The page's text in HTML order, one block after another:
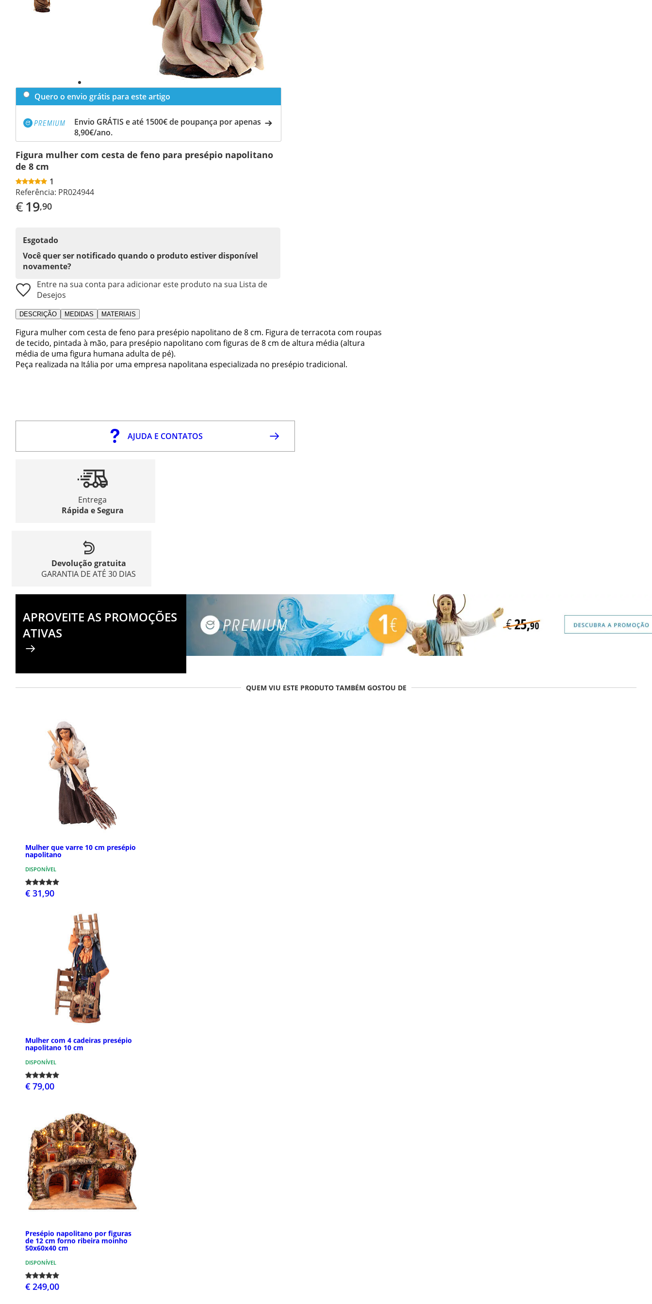
Quero o envio grátis para este artigo
Envio GRÁTIS e até 1500€ de poupança por apenas
8,90€/ano.
Figura mulher com cesta de feno para presépio napolitano
de 8 cm
1
Referência: PR024944
€19,90
Esgotado
Você quer ser notificado quando o produto estiver disponível
novamente?
Entre na sua conta para adicionar este produto na sua Lista de
Desejos
DESCRIÇÃO MEDIDAS MATERIAIS
Figura mulher com cesta de feno para presépio napolitano de 8 cm. Figura de terracota com roupas
de tecido, pintada à mão, para presépio napolitano com figuras de 8 cm de altura média (altura
média de uma figura humana adulta de pé).
Peça realizada na Itália por uma empresa napolitana especializada no presépio tradicional.
AJUDA E CONTATOS
Entrega
Rápida e Segura
Devolução gratuita
GARANTIA DE ATÉ 30 DIAS
APROVEITE AS PROMOÇÕES
ATIVAS
QUEM VIU ESTE PRODUTO TAMBÉM GOSTOU DE
Mulher que varre 10 cm presépio
napolitano
DISPONÍVEL
€ 31,90
Mulher com 4 cadeiras presépio
napolitano 10 cm
DISPONÍVEL
€ 79,00
Presépio napolitano por figuras
de 12 cm forno ribeira moinho
50x60x40 cm
DISPONÍVEL
€ 249,00